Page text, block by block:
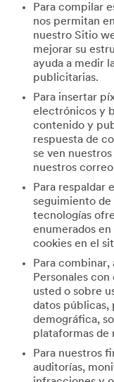
Para compilar
nos permitan
nuestro Sitio
mejorar su
ayuda a medir
publicitarias.
Para insertar
electrónicos y
contenido y
respuesta de
se ven
nuestros
Para respaldar
seguimiento de
tecnologías
enumerados
cookies en el
Para
Personales
usted o sobre
datos públicas,
demográfica,
plataformas de
Para nuestros
auditorías,